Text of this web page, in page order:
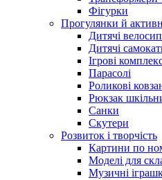
Фігурки
Прогулянки й
Дитячі
Дитячі
Ігрові
Парасолі
Роликові
Рюкзак
Санки
Скутери
Розвиток і творчість
Картини по
Моделі для
Музичні